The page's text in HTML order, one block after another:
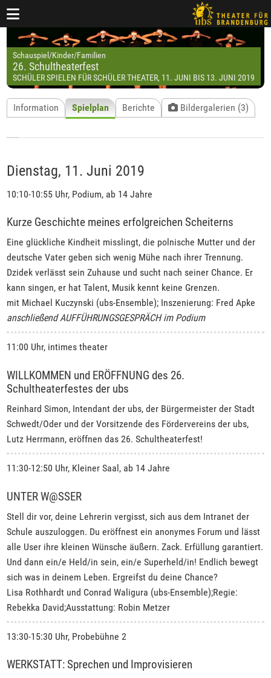
Schauspiel/Kinder/Familien
26. Schultheaterfest
SCHÜLER SPIELEN FÜR SCHÜLER THEATER, 11. JUNI BIS 13. JUNI 2019
Information Spielplan Berichte Bildergalerien (3)
Dienstag, 11. Juni 2019
10:10-10:55 Uhr, Podium, ab 14 Jahre
Kurze Geschichte meines erfolgreichen Scheiterns
Eine glückliche Kindheit misslingt, die polnische Mutter und der
deutsche Vater geben sich wenig Mühe nach ihrer Trennung.
Dzidek verlässt sein Zuhause und sucht nach seiner Chance. Er
kann singen, er hat Talent, Musik kennt keine Grenzen.
mit Michael Kuczynski (ubs-Ensemble); Inszenierung: Fred Apke
anschließend AUFFÜHRUNGSGESPRÄCH im Podium
11:00 Uhr, intimes theater
WILLKOMMEN und ERÖFFNUNG des 26.
Schultheaterfestes der ubs
Reinhard Simon, Intendant der ubs, der Bürgermeister der Stadt
Schwedt/Oder und der Vorsitzende des Fördervereins der ubs,
Lutz Herrmann, eröffnen das 26. Schultheaterfest!
11:30-12:50 Uhr, Kleiner Saal, ab 14 Jahre
UNTER W@SSER
Stell dir vor, deine Lehrerin vergisst, sich aus dem Intranet der
Schule auszuloggen. Du eröffnest ein anonymes Forum und lässt
alle User ihre kleinen Wünsche äußern. Zack. Erfüllung garantiert.
Und dann ein/e Held/in sein, ein/e Superheld/in! Endlich bewegt
sich was in deinem Leben. Ergreifst du deine Chance?
Lisa Rothhardt und Conrad Waligura (ubs-Ensemble);Regie:
Rebekka David;Ausstattung: Robin Metzer
13:30-15:30 Uhr, Probebühne 2
WERKSTATT: Sprechen und Improvisieren